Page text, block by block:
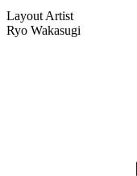
Layout Artist
Ryo Wakasugi